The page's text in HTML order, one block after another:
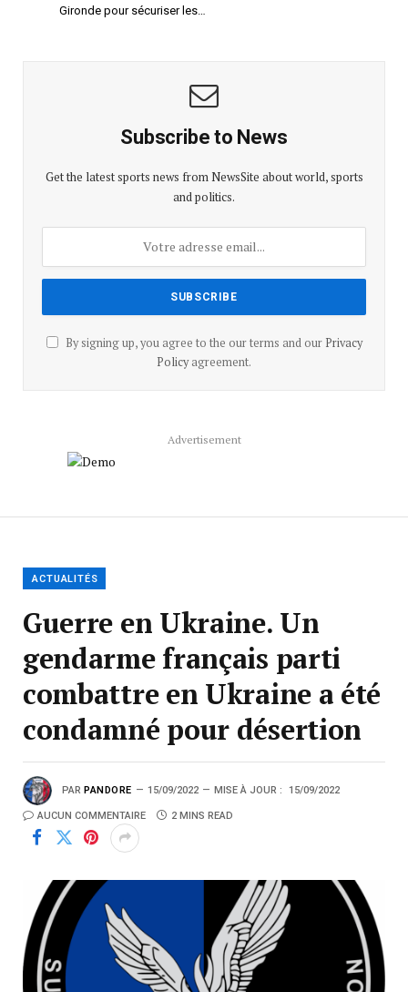
Gironde pour sécuriser les…
Subscribe to News
Get the latest sports news from NewsSite about world, sports
and politics.
By signing up, you agree to the our terms and our Privacy
Policyagreement.
Advertisement
ACTUALITÉS
Guerre en Ukraine. Un
gendarme français parti
combattre en Ukraine a été
condamné pour désertion
PAR PANDORE 15/09/2022 MISE À JOUR : 15/09/2022
AUCUN COMMENTAIRE 2 MINS READ